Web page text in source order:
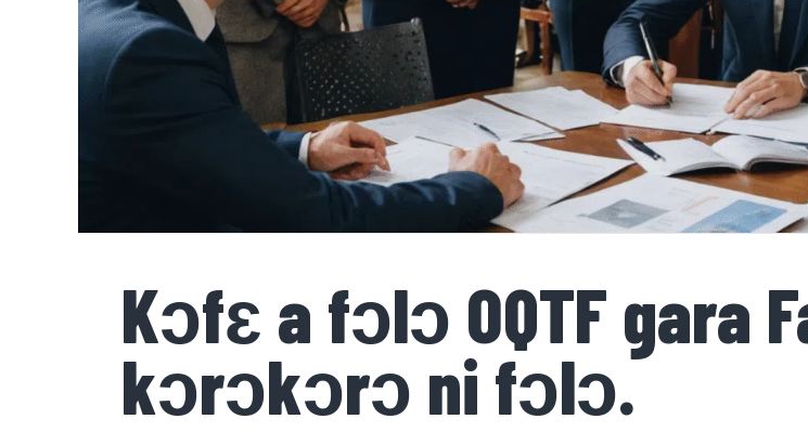
Kɔfɛ a fɔlɔ OQTF gara
kɔrɔkɔrɔ ni fɔlɔ.